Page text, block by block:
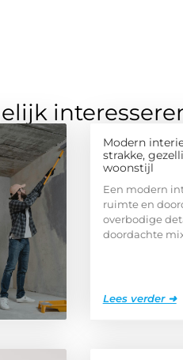
Modern
strakke,
woonstijl
Een modern
ruimte en
overbodige
doordachte
Lees verder ➜